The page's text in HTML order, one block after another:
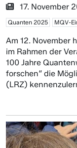
17. November
Quanten 2025 MQV-
Am 12. November
im Rahmen der
100 Jahre
forschen“ die
(LRZ)